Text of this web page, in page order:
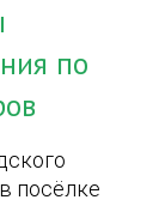
по
посёлке